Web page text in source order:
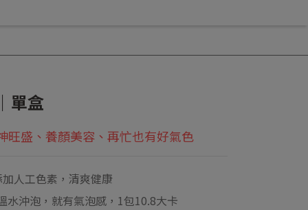
單盒
旺盛、養顏美容、再忙也有好氣色
人工色素，清爽健康
水沖泡，就有氣泡感，1包10.8大卡